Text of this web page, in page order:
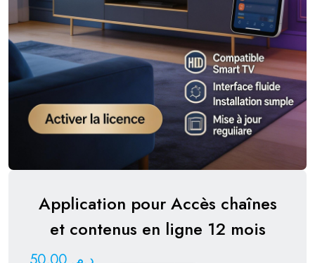
Application pour Accès chaînes
et contenus en ligne 12 mois